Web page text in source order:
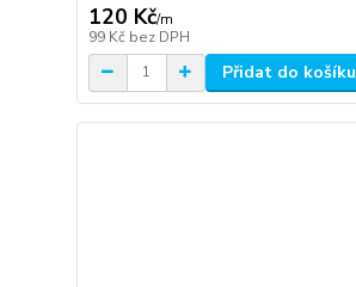
120 Kč/m
99 Kč bez DPH
Přidat do košíku